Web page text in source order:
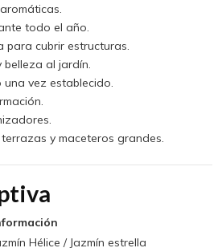
todo el año.
para cubrir estructuras.
al jardín.
una vez establecido.
y maceteros grandes.
Hélice / Jazmín estrella